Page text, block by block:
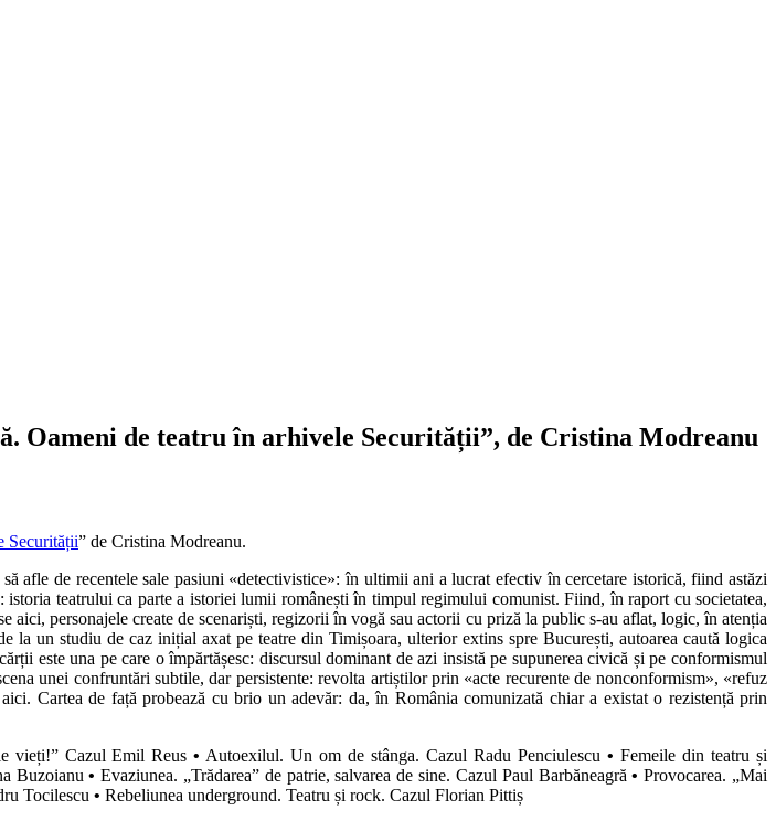
Oameni de teatru în arhivele Securității”, de Cristina Modreanu
Securității” de Cristina Modreanu.
afle de recentele sale pasiuni «detectivistice»: în ultimii ani a lucrat efectiv în cercetare istorică, fiind astăzi
teatrului ca parte a istoriei lumii românești în timpul regimului comunist. Fiind, în raport cu societatea,
personajele create de scenariști, regizorii în vogă sau actorii cu priză la public s-au aflat, logic, în atenția
un studiu de caz inițial axat pe teatre din Timișoara, ulterior extins spre București, autoarea caută logica
este una pe care o împărtășesc: discursul dominant de azi insistă pe supunerea civică și pe conformismul
unei confruntări subtile, dar persistente: revolta artiștilor prin «acte recurente de nonconformism», «refuz
Cartea de față probează cu brio un adevăr: da, în România comunizată chiar a existat o rezistență prin
vieți!” Cazul Emil Reus• Autoexilul. Un om de stânga. Cazul Radu Penciulescu• Femeile din teatru și
Buzoianu• Evaziunea. „Trădarea” de patrie, salvarea de sine. Cazul Paul Barbăneagră• Provocarea. „Mai
Tocilescu • Rebeliunea underground. Teatru și rock. Cazul Florian Pittiș